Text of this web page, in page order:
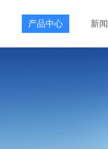
产品中心 新